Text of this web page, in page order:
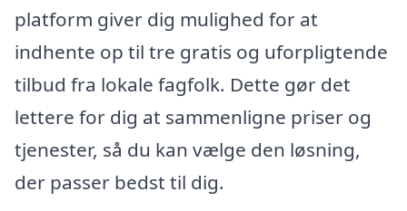
platform giver dig mulighed for at
indhente op til tre gratis og uforpligtende
tilbud fra lokale fagfolk. Dette gør det
lettere for dig at sammenligne priser og
tjenester, så du kan vælge den løsning,
der passer bedst til dig.